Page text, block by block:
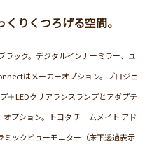
りくつろげる空間。
ック。デジタルインナーミラー、ユ
はメーカーオプション。プロジェ
＋LEDクリアランスランプとアダプテ
プション。トヨタ チームメイト アド
ックビューモニター（床下透過表示